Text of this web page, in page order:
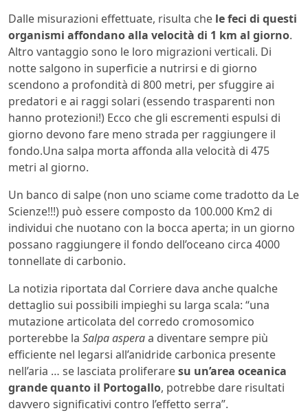
Dalle misurazioni effettuate, risulta che le feci di questi
organismi affondano alla velocità di 1 km al giorno.
Altro vantaggio sono le loro migrazioni verticali. Di
notte salgono in superficie a nutrirsi e di giorno
scendono a profondità di 800 metri, per sfuggire ai
predatori e ai raggi solari (essendo trasparenti non
hanno protezioni!) Ecco che gli escrementi espulsi di
giorno devono fare meno strada per raggiungere il
fondo.Una salpa morta affonda alla velocità di 475
metri al giorno.
Un banco di salpe (non uno sciame come tradotto da Le
Scienze!!!) può essere composto da 100.000 Km2 di
individui che nuotano con la bocca aperta; in un giorno
possano raggiungere il fondo dell’oceano circa 4000
tonnellate di carbonio.
La notizia riportata dal Corriere dava anche qualche
dettaglio sui possibili impieghi su larga scala: “una
mutazione articolata del corredo cromosomico
porterebbe la Salpa asperaa diventare sempre più
efficiente nel legarsi all’anidride carbonica presente
nell’aria … se lasciata proliferaresu un’area oceanica
grande quanto il Portogallo, potrebbe dare risultati
davvero significativi contro l’effetto serra”.